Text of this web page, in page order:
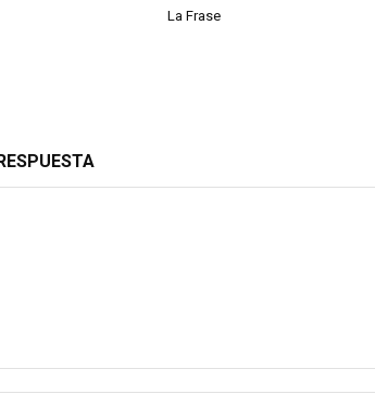
La Frase